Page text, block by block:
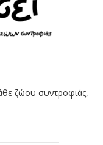
ζώου συντροφιάς,